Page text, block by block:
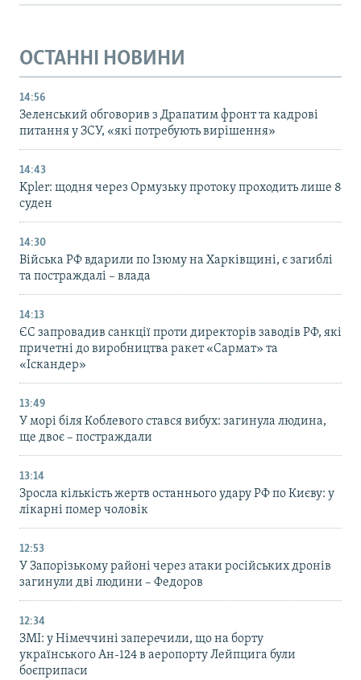
ОСТАННІ НОВИНИ
14:56
Зеленський обговорив з Драпатим фронт та кадрові
питання у ЗСУ, «які потребують вирішення»
14:43
Kpler: щодня через Ормузьку протоку проходить лише 8
суден
14:30
Війська РФ вдарили по Ізюму на Харківщині, є загиблі
та постраждалі – влада
14:13
ЄС запровадив санкції проти директорів заводів РФ, які
причетні до виробництва ракет «Сармат» та
«Іскандер»
13:49
У морі біля Коблевого стався вибух: загинула людина,
ще двоє – постраждали
13:14
Зросла кількість жертв останнього удару РФ по Києву: у
лікарні помер чоловік
12:53
У Запорізькому районі через атаки російських дронів
загинули дві людини – Федоров
12:34
ЗМІ: у Німеччині заперечили, що на борту
українського Ан-124 в аеропорту Лейпцига були
боєприпаси